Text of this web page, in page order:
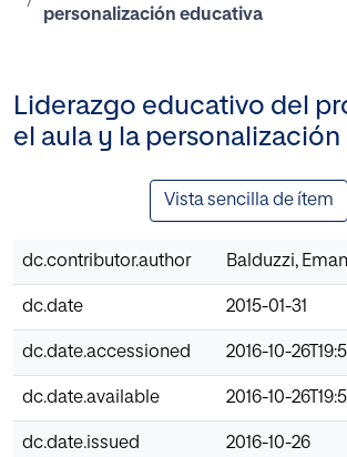
personalización educativa
Liderazgo educativo del
el aula y la
Vista sencilla de ítem
dc.contributor.author Balduzzi,
dc.date 2015-01-31
dc.date.accessioned 2016-10-
dc.date.available 2016-10-
dc.date.issued 2016-10-26